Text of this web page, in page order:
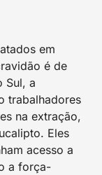
em
é de
Sul, a
trabalhadores
na extração,
Eles
acesso a
a força-